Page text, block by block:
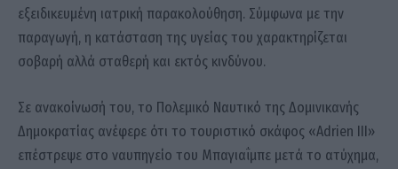
εξειδικευμένη ιατρική παρακολούθηση. Σύμφωνα με την
παραγωγή, η κατάσταση της υγείας του χαρακτηρίζεται
σοβαρή αλλά σταθερή και εκτός κινδύνου.
Σε ανακοίνωσή του, το Πολεμικό Ναυτικό της Δομινικανής
Δημοκρατίας ανέφερε ότι το τουριστικό σκάφος «Adrien III»
επέστρεψε στο ναυπηγείο του Μπαγιαΐμπε μετά το ατύχημα,